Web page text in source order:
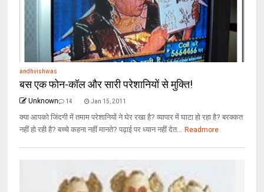
andhvishwas
बस एक फोन-कॉल और सारी परेशानियों से मुक्ति!
Unknown 14 Jan 15, 2011
क्या आपको जिंदगी में तमाम परेशानियों ने घेर रखा है? व्यापार में घाटा हो रहा है? बरक्कत
नहीं हो रही है? बच्चे कहना नहीं मानते? पढ़ाई पर ध्यान नहीं देत... Readmore